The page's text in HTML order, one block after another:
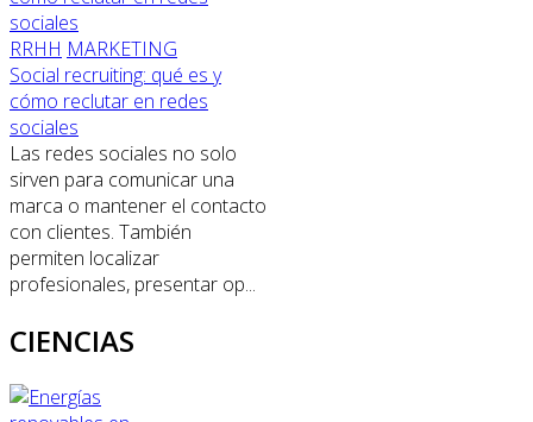
RRHH MARKETING
Social recruiting: qué es y
cómo reclutar en redes
sociales
Las redes sociales no solo
sirven para comunicar una
marca o mantener el contacto
con clientes. También
permiten localizar
profesionales, presentar op...
CIENCIAS